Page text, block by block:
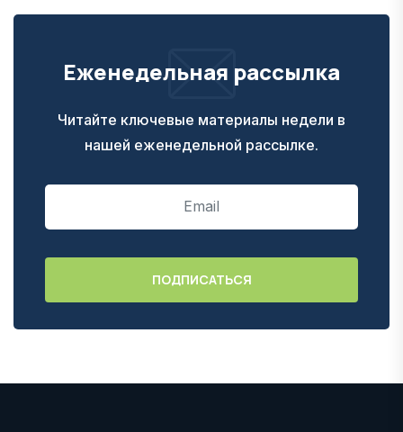
Еженедельная рассылка
Читайте ключевые материалы недели в
нашей еженедельной рассылке.